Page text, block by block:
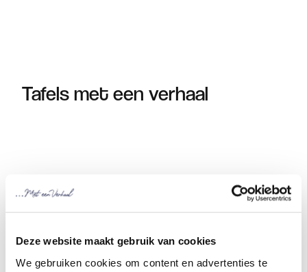
Deze website maakt gebruik van cookies
We gebruiken cookies om content en advertenties te
Tafels met een verhaal